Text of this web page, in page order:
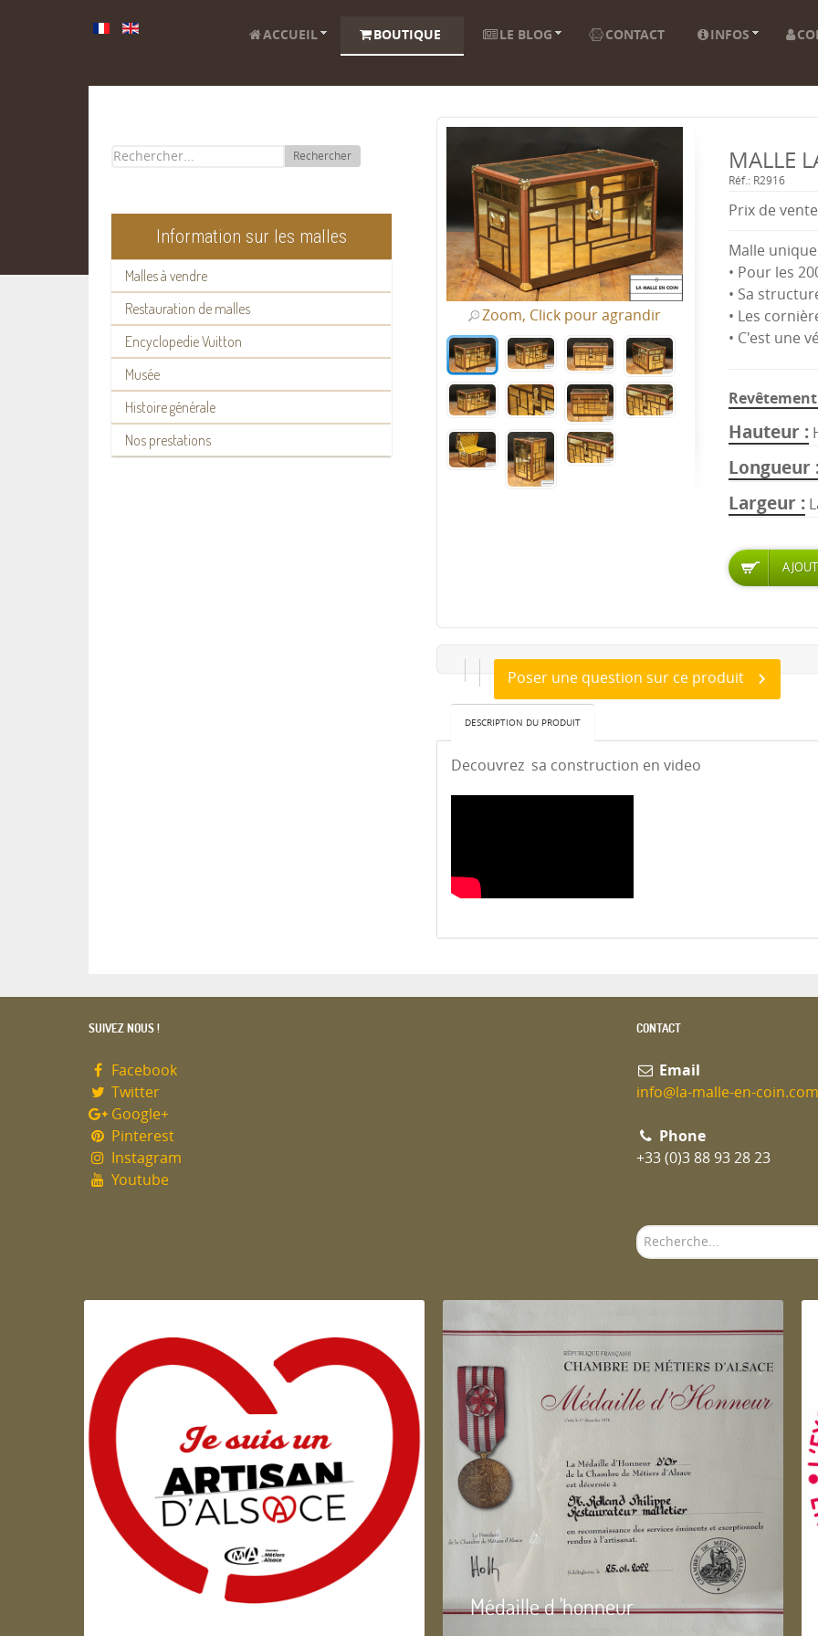
ACCUEIL BOUTIQUE LE BLOG CONTACT INFOS
Rechercher
Information sur les malles
Malles à vendre
Restauration de malles
Encyclopedie Vuitton
Musée
Histoire générale
Nos prestations
Zoom, Click pour agrandir
MALLE
Réf.: R2916
Prix ​​de vente
Malle
• Pour les
• Sa
• Les
• C'est une
Hauteur
Longueur
Largeur
Poser une question sur ce produit
DESCRIPTION DU PRODUIT
Decouvrez sa construction en video
SUIVEZ NOUS !
Facebook
Twitter
Google+
Pinterest
Instagram
Youtube
CONTACT
Email
info@la-malle-en-coin.com
Phone
+33 (0)3 88 93 28 23
Rechercher
Artisan d'Alsace Médaille d 'honneur